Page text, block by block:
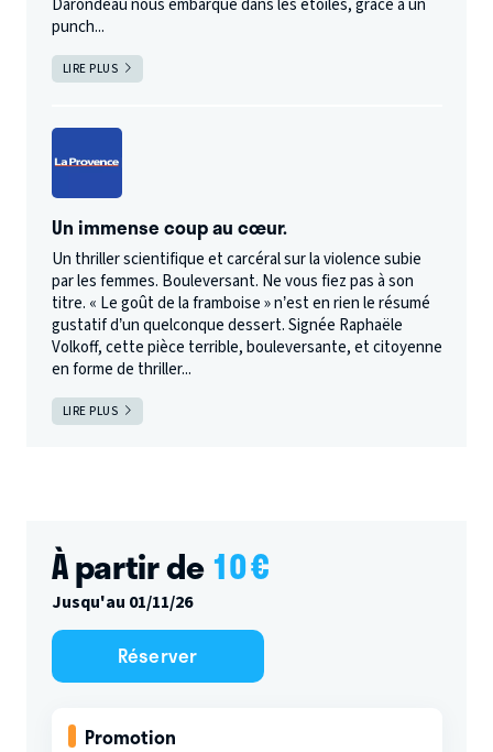
Darondeau nous embarque dans les étoiles, grâce à un
punch...
LIRE PLUS
Un immense coup au cœur.
Un thriller scientifique et carcéral sur la violence subie
par les femmes. Bouleversant. Ne vous fiez pas à son
titre. « Le goût de la framboise » n’est en rien le résumé
gustatif d’un quelconque dessert. Signée Raphaële
Volkoff, cette pièce terrible, bouleversante, et citoyenne
en forme de thriller...
LIRE PLUS
À partir de10€
Jusqu'au 01/11/26
Réserver
Promotion